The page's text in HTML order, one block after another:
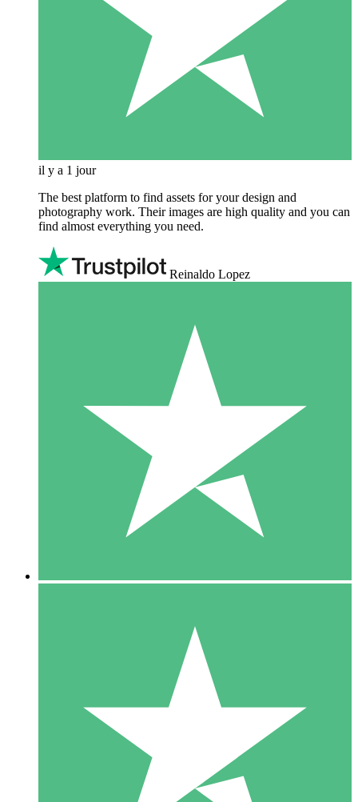
il y a 1 jour
The best platform to find assets for your design and
photography work. Their images are high quality and you can
find almost everything you need.
Reinaldo Lopez